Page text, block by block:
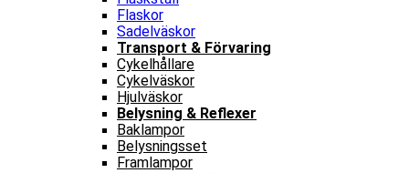
Flaskor
Sadelväskor
Transport & Förvaring
Cykelhållare
Cykelväskor
Hjulväskor
Belysning & Reflexer
Baklampor
Belysningsset
Framlampor